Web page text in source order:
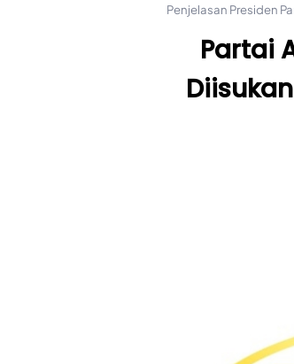
Penjelasan Presiden
Partai